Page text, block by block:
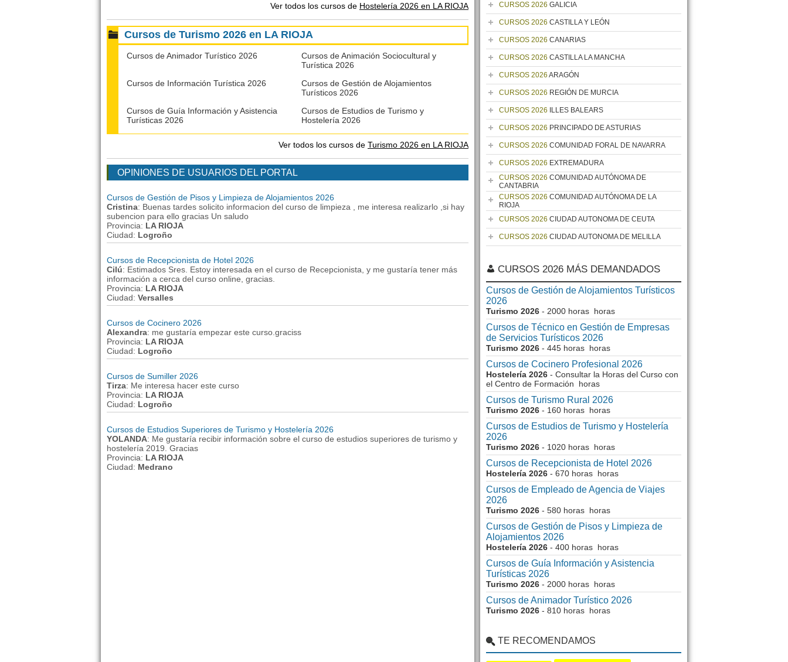
Ver todos los cursos de Hostelería 2026 en LA RIOJA
Cursos de Turismo 2026 en LA RIOJA
Cursos de Animador Turístico 2026
Cursos de Animación Sociocultural y
Turística 2026
Cursos de Información Turística 2026
Cursos de Gestión de Alojamientos
Turísticos 2026
Cursos de Guía Información y Asistencia
Turísticas 2026
Cursos de Estudios de Turismo y
Hostelería 2026
Ver todos los cursos de Turismo 2026 en LA RIOJA
OPINIONES DE USUARIOS DEL PORTAL
Cursos de Gestión de Pisos y Limpieza de Alojamientos 2026
Cristina: Buenas tardes solicito informacion del curso de limpieza , me interesa realizarlo ,si hay
subencion para ello gracias Un saludo
Provincia: LA RIOJA
Ciudad: Logroño
Cursos de Recepcionista de Hotel 2026
Cilú: Estimados Sres. Estoy interesada en el curso de Recepcionista, y me gustaría tener más
información a cerca del curso online, gracias.
Provincia: LA RIOJA
Ciudad: Versalles
Cursos de Cocinero 2026
Alexandra: me gustaría empezar este curso.graciss
Provincia: LA RIOJA
Ciudad: Logroño
Cursos de Sumiller 2026
Tirza: Me interesa hacer este curso
Provincia: LA RIOJA
Ciudad: Logroño
Cursos de Estudios Superiores de Turismo y Hostelería 2026
YOLANDA: Me gustaría recibir información sobre el curso de estudios superiores de turismo y
hostelería 2019. Gracias
Provincia: LA RIOJA
Ciudad: Medrano
CURSOS 2026 GALICIA
CURSOS 2026 CASTILLA Y LEÓN
CURSOS 2026 CANARIAS
CURSOS 2026 CASTILLA LA MANCHA
CURSOS 2026 ARAGÓN
CURSOS 2026 REGIÓN DE MURCIA
CURSOS 2026 ILLES BALEARS
CURSOS 2026 PRINCIPADO DE ASTURIAS
CURSOS 2026 COMUNIDAD FORAL DE NAVARRA
CURSOS 2026 EXTREMADURA
CURSOS 2026 COMUNIDAD AUTÓNOMA DE
CANTABRIA
CURSOS 2026 COMUNIDAD AUTÓNOMA DE LA
RIOJA
CURSOS 2026 CIUDAD AUTONOMA DE CEUTA
CURSOS 2026 CIUDAD AUTONOMA DE MELILLA
CURSOS 2026 MÁS DEMANDADOS
Cursos de Gestión de Alojamientos Turísticos
2026
Turismo 2026 - 2000 horas horas
Cursos de Técnico en Gestión de Empresas
de Servicios Turísticos 2026
Turismo 2026 - 445 horas horas
Cursos de Cocinero Profesional 2026
Hostelería 2026 - Consultar la Horas del Curso con
el Centro de Formación horas
Cursos de Turismo Rural 2026
Turismo 2026 - 160 horas horas
Cursos de Estudios de Turismo y Hostelería
2026
Turismo 2026 - 1020 horas horas
Cursos de Recepcionista de Hotel 2026
Hostelería 2026 - 670 horas horas
Cursos de Empleado de Agencia de Viajes
2026
Turismo 2026 - 580 horas horas
Cursos de Gestión de Pisos y Limpieza de
Alojamientos 2026
Hostelería 2026 - 400 horas horas
Cursos de Guía Información y Asistencia
Turísticas 2026
Turismo 2026 - 2000 horas horas
Cursos de Animador Turístico 2026
Turismo 2026 - 810 horas horas
TE RECOMENDAMOS